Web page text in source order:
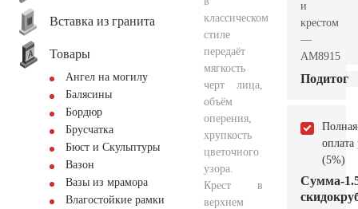
Вставка из гранита
Товары
Ангел на могилу
Балясины
Бордюр
Брусчатка
Бюст и Скульптуры
Вазон
Вазы из мрамора
Влагостойкие рамки
классическом
стиле
передаёт
мягкость
черт лица,
объём
оперения,
хрупкость
цветочного
узора.
Крест в
верхнем
и
крестом
—
AM8915
Подитог
Полная
оплата
(5%)
Сумма
скидок
-